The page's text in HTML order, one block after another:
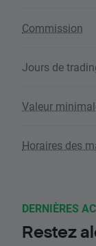
Commission
Jours de
Valeur
Horaires des
DERNIÈRES
Restez